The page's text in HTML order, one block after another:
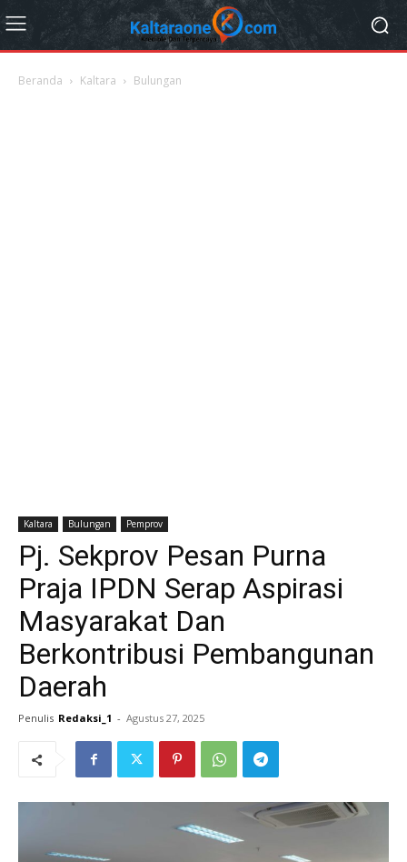
Beranda Kaltara Bulungan
Kaltara Bulungan Pemprov
Pj. Sekprov Pesan Purna
Praja IPDN Serap Aspirasi
Masyarakat Dan
Berkontribusi Pembangunan
Daerah
Penulis Redaksi_1 - Agustus 27, 2025